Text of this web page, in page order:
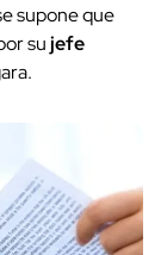
supone que
sujefe